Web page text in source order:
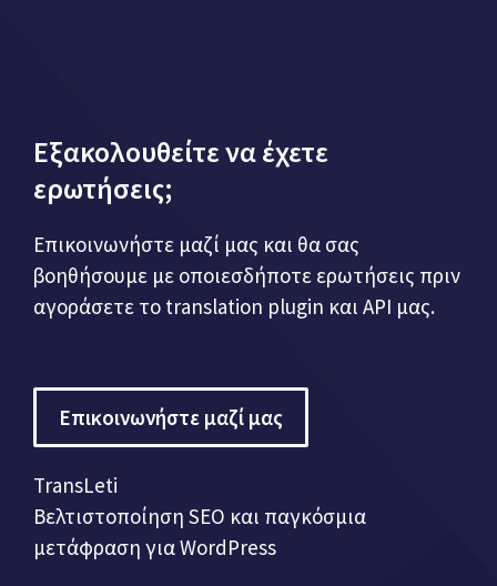
Εξακολουθείτε να έχετε
ερωτήσεις;
Επικοινωνήστε μαζί μας και θα σας
βοηθήσουμε με οποιεσδήποτε ερωτήσεις πριν
αγοράσετε το translation plugin και API μας.
Επικοινωνήστε μαζί μας
TransLeti
Βελτιστοποίηση SEO και παγκόσμια
μετάφραση για WordPress